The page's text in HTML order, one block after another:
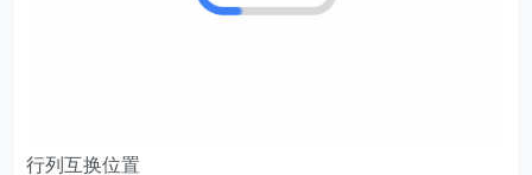
行列互换位置